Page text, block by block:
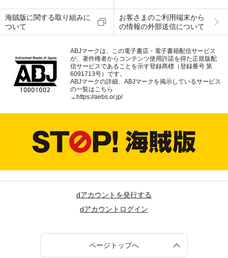
海賊版に関する取り組みに
ついて
お客さまのご利用端末から
の情報の外部送信について
ABJマークは、この電子書店・電子書籍配信サービス
が、著作権者からコンテンツ使用許諾を得た正規版配
信サービスであることを示す登録商標（登録番号 第
6091713号）です。
ABJマークの詳細、ABJマークを掲示しているサービス
の一覧はこちら
→ https://aebs.or.jp/
dアカウントを発行する
dアカウントログイン
ページトップへ